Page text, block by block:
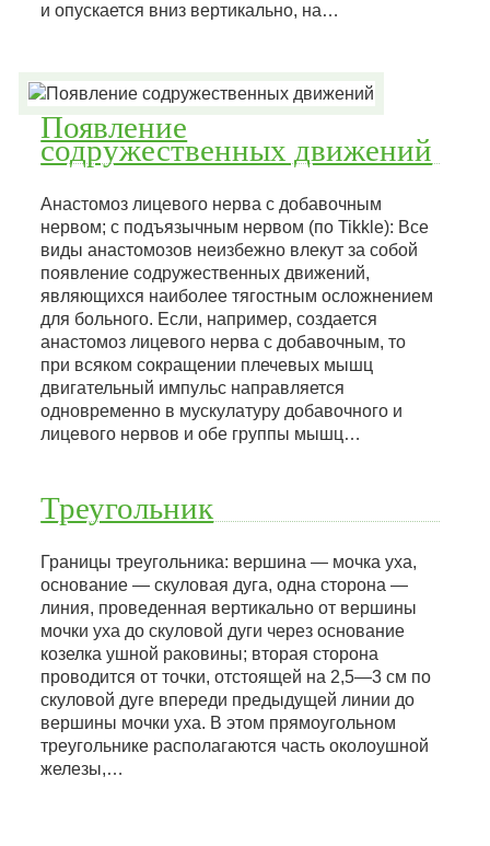
и опускается вниз вертикально, на…
Появление
содружественных движений
Анастомоз лицевого нерва с добавочным
нервом; с подъязычным нервом (по Tikkle): Все
виды анастомозов неизбежно влекут за собой
появление содружественных движений,
являющихся наиболее тягостным осложнением
для больного. Если, например, создается
анастомоз лицевого нерва с добавочным, то
при всяком сокращении плечевых мышц
двигательный импульс направляется
одновременно в мускулатуру добавочного и
лицевого нервов и обе группы мышц…
Треугольник
Границы треугольника: вершина — мочка уха,
основание — скуловая дуга, одна сторона —
линия, проведенная вертикально от вершины
мочки уха до скуловой дуги через основание
козелка ушной раковины; вторая сторона
проводится от точки, отстоящей на 2,5—3 см по
скуловой дуге впереди предыдущей линии до
вершины мочки уха. В этом прямоугольном
треугольнике располагаются часть околоушной
железы,…